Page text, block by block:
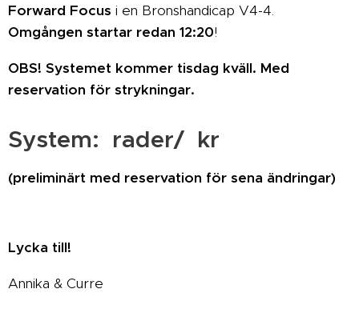
Forward Focus i en Bronshandicap V4-4.
Omgången startar redan 12:20!
OBS! Systemet kommer tisdag kväll. Med
reservation för strykningar.
System: rader/ kr
(preliminärt med reservation för sena ändringar)
Lycka till!
Annika & Curre